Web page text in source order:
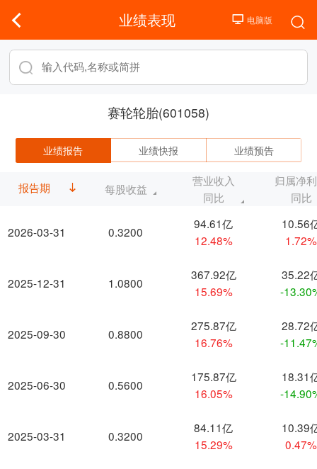
业绩表现
赛轮轮胎(601058)
业绩报告 业绩快报 业绩预告
报告期
2026-03-31
2025-12-31
2025-09-30
2025-06-30
2025-03-31
每股收益
营业收入
同比
归属净
同比
0.3200
94.61亿
12.48%
10.56
1.72%
1.0800
367.92亿
15.69%
35.22
-
0.8800
275.87亿
16.76%
28.72
-
0.5600
175.87亿
16.05%
18.31
-
0.3200
84.11亿
15.29%
10.39
0.47%